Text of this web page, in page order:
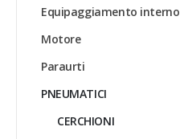
Equipaggiamento interno
Motore
Paraurti
PNEUMATICI
CERCHIONI